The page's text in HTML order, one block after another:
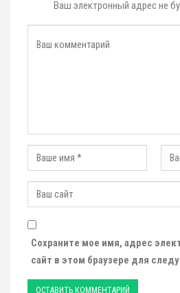
Ваш электронный адрес не
Сохраните мое имя, адрес
сайт в этом браузере для